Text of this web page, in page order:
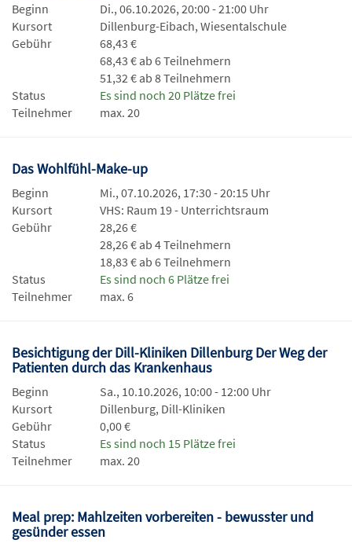
Beginn
Di., 06.10.2026, 20:00 - 21:00 Uhr
Kursort
Dillenburg-Eibach, Wiesentalschule
Gebühr
68,43 €
68,43 € ab 6 Teilnehmern
51,32 € ab 8 Teilnehmern
Status
Es sind noch 20 Plätze frei
Teilnehmer
max. 20
Das Wohlfühl-Make-up
Beginn
Mi., 07.10.2026, 17:30 - 20:15 Uhr
Kursort
VHS: Raum 19 - Unterrichtsraum
Gebühr
28,26 €
28,26 € ab 4 Teilnehmern
18,83 € ab 6 Teilnehmern
Status
Es sind noch 6 Plätze frei
Teilnehmer
max. 6
Besichtigung der Dill-Kliniken Dillenburg Der Weg der
Patienten durch das Krankenhaus
Beginn
Sa., 10.10.2026, 10:00 - 12:00 Uhr
Kursort
Dillenburg, Dill-Kliniken
Gebühr
0,00 €
Status
Es sind noch 15 Plätze frei
Teilnehmer
max. 20
Meal prep: Mahlzeiten vorbereiten - bewusster und
gesünder essen